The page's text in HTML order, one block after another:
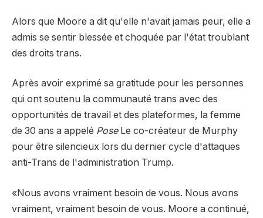
Alors que Moore a dit qu'elle n'avait jamais peur, elle a
admis se sentir blessée et choquée par l'état troublant
des droits trans.
Après avoir exprimé sa gratitude pour les personnes
qui ont soutenu la communauté trans avec des
opportunités de travail et des plateformes, la femme
de 30 ans a appelé PoseLe co-créateur de Murphy
pour être silencieux lors du dernier cycle d'attaques
anti-Trans de l'administration Trump.
«Nous avons vraiment besoin de vous. Nous avons
vraiment, vraiment besoin de vous. Moore a continué,